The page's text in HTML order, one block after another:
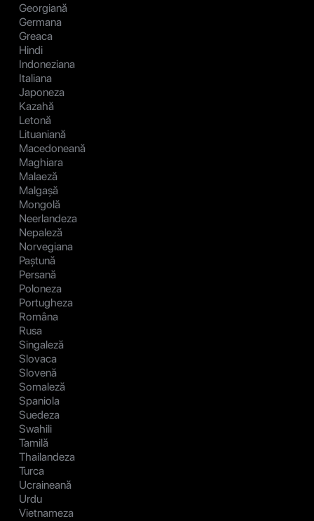
Georgiană
Germana
Greaca
Hindi
Indoneziana
Italiana
Japoneza
Kazahă
Letonă
Lituaniană
Macedoneană
Maghiara
Malaeză
Malgașă
Mongolă
Neerlandeza
Nepaleză
Norvegiana
Paștună
Persană
Poloneza
Portugheza
Româna
Rusa
Singaleză
Slovaca
Slovenă
Somaleză
Spaniola
Suedeza
Swahili
Tamilă
Thailandeza
Turca
Ucraineană
Urdu
Vietnameza